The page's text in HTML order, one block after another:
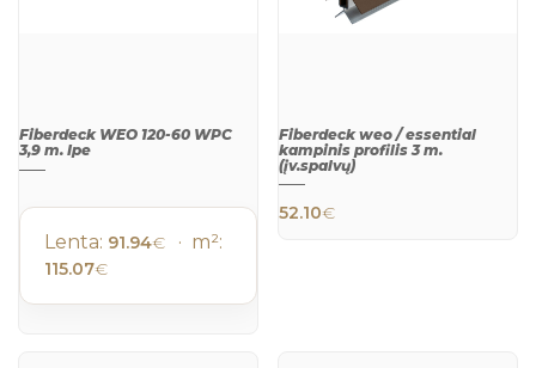
Fiberdeck WEO 120-60 WPC
3,9 m. Ipe
Lenta: 91.94€ · m²:
115.07€
Fiberdeck weo / essential
kampinis profilis 3 m.
(įv.spalvų)
52.10€